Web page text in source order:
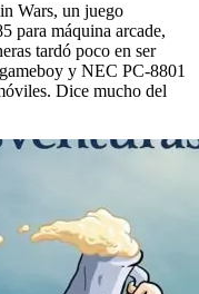
Wars, un juego
para máquina arcade,
tardó poco en ser
y NEC PC-8801
Dice mucho del